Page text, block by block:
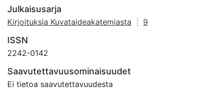
as documentation of the art and research programme
organized at the Konalanvuori shopping centre in
summer 2022.
Julkaisusarja
Kirjoituksia Kuvataideakatemiasta 9
ISSN
2242-0142
Saavutettavuusominaisuudet
Ei tietoa saavutettavuudesta